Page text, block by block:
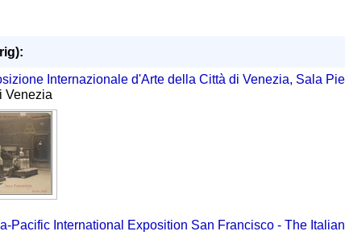
Internazionale d'Arte della Città di Venezia, Sala
Venezia
Pacific International Exposition San Francisco - The